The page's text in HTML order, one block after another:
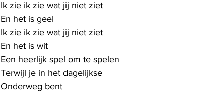
Ik zie ik zie wat jij niet ziet
En het is geel
Ik zie ik zie wat jij niet ziet
En het is wit
Een heerlijk spel om te spelen
Terwijl je in het dagelijkse
Onderweg bent